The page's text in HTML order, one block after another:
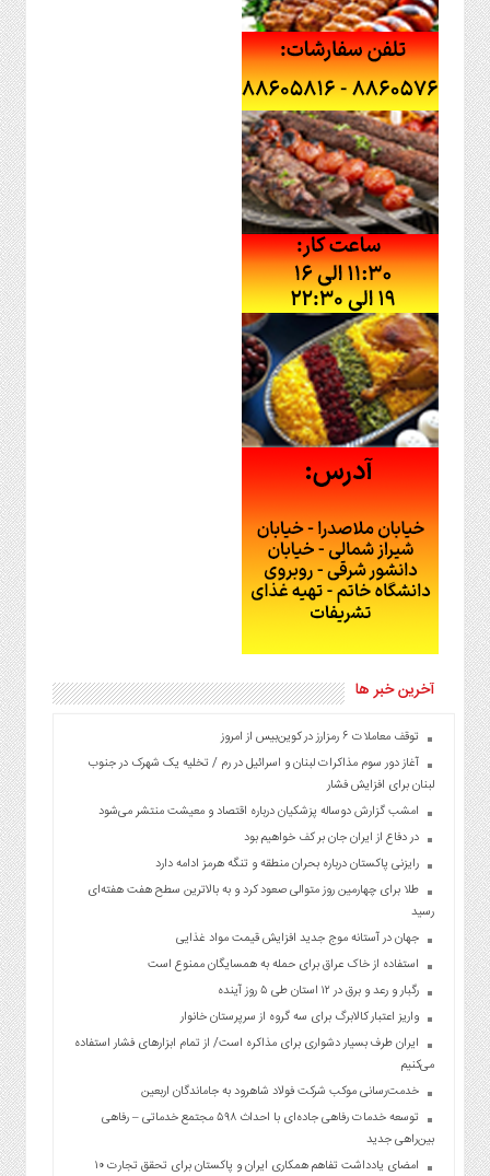
آخرین خبر ها
توقف معاملات ۶ رمزارز در کوین‌بیس از امروز
آغاز دور سوم مذاکرات لبنان و اسرائیل در رم / تخلیه یک شهرک در جنوب
لبنان برای افزایش فشار
امشب گزارش دوساله پزشکیان درباره اقتصاد و معیشت منتشر می‌شود
در دفاع از ایران جان بر کف خواهیم بود
رایزنی پاکستان درباره بحران منطقه و تنگه هرمز ادامه دارد
طلا برای چهارمین روز متوالی صعود کرد و به بالاترین سطح هفت هفته‌ای
رسید
جهان در آستانه موج جدید افزایش قیمت مواد غذایی
استفاده از خاک عراق برای حمله به همسایگان ممنوع است
رگبار و رعد و برق در ۱۲ استان طی ۵ روز آینده
واریز اعتبار کالابرگ برای سه گروه از سرپرستان خانوار
ایران طرف بسیار دشواری برای مذاکره است/ از تمام ابزارهای فشار استفاده
می‌کنیم
خدمت‌رسانی موکب شرکت فولاد شاهرود به جاماندگان اربعین
توسعه خدمات رفاهی جاده‌ای با احداث ۵۹۸ مجتمع خدماتی – رفاهی
بین‌راهی جدید
امضای یادداشت تفاهم همکاری ایران و پاکستان برای تحقق تجارت ۱۰